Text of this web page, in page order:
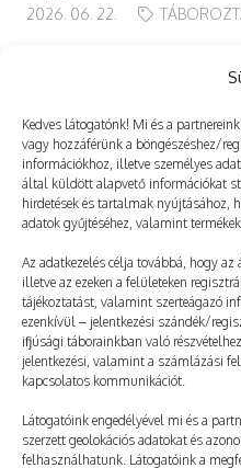
Kedves látogatónk! Mi és a
vagy hozzáférünk a böngészéshez/
információkhoz, illetve személyes
által küldött alapvető információkat
hirdetések és tartalmak nyújtásához,
adatok gyűjtéséhez, valamint
Az adatkezelés célja továbbá, hogy
illetve az ezeken a felületeken
tájékoztatást, valamint szerteágazó
ezenkívül – jelentkezési szándék/
ifjúsági táborainkban való
jelentkezési, valamint a számlázási
kapcsolatos kommunikációt.
Látogatóink engedélyével mi és a
szerzett geolokációs adatokat és
felhasználhatunk. Látogatóink a
2026. 06. 22.
Még több